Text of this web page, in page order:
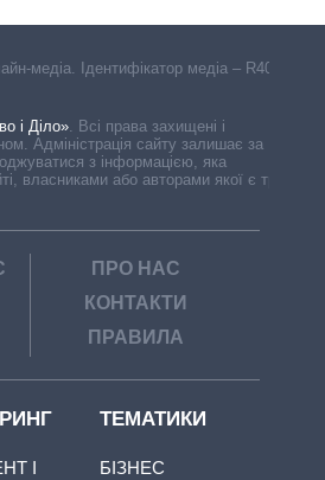
медіа. Ідентифікатор медіа – R40-
і Діло». Всі права захищені і
Адміністрація сайту залишає за
з інформацією, яка
власниками або авторами якої є треті
ПРО НАС
КОНТАКТИ
ПРАВИЛА
І
ТЕМАТИКИ
БІЗНЕС